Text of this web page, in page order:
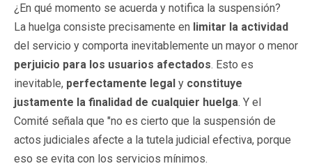
¿En qué momento se acuerda y notifica la suspensión?
La huelga consiste precisamente en limitar la actividad
del servicio y comporta inevitablemente un mayor o menor
perjuicio para los usuarios afectados. Esto es
inevitable, perfectamente legal y constituye
justamente la finalidad de cualquier huelga. Y el
Comité señala que "no es cierto que la suspensión de
actos judiciales afecte a la tutela judicial efectiva, porque
eso se evita con los servicios mínimos.